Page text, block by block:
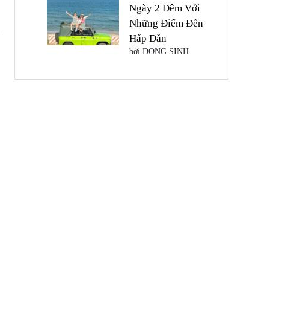
Ngày 2 Đêm Với
Những Điểm Đến
Hấp Dẫn
bởi DONG SINH